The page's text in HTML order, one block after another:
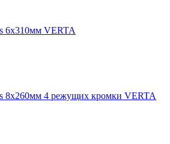
6х310мм VERTA
8x260мм 4 режущих кромки VERTA